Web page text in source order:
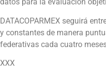
DATACOPARMEX seguirá
y constantes de manera
federativas cada cuatro
XXX